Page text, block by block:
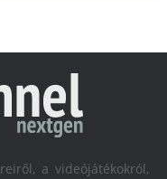
a videójátékokról,